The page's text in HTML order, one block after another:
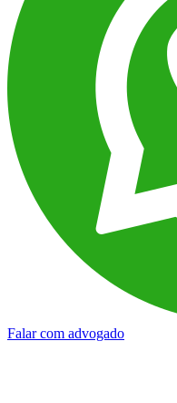
Falar com advogado